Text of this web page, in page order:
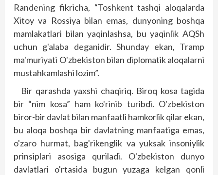
Randening fikricha, “Toshkent tashqi aloqalarda
Xitoy va Rossiya bilan emas, dunyoning boshqa
mamlakatlari bilan yaqinlashsa, bu yaqinlik AQSh
uchun g'alaba deganidir. Shunday ekan, Tramp
ma'muriyati O'zbekiston bilan diplomatik aloqalarni
mustahkamlashi lozim”.
Bir qarashda yaxshi chaqiriq. Biroq kosa tagida
bir “nim kosa” ham ko'rinib turibdi. O'zbekiston
biror-bir davlat bilan manfaatli hamkorlik qilar ekan,
bu aloqa boshqa bir davlatning manfaatiga emas,
o'zaro hurmat, bag'rikenglik va yuksak insoniylik
prinsiplari asosiga quriladi. O'zbekiston dunyo
davlatlari o'rtasida bugun yuzaga kelgan qonli